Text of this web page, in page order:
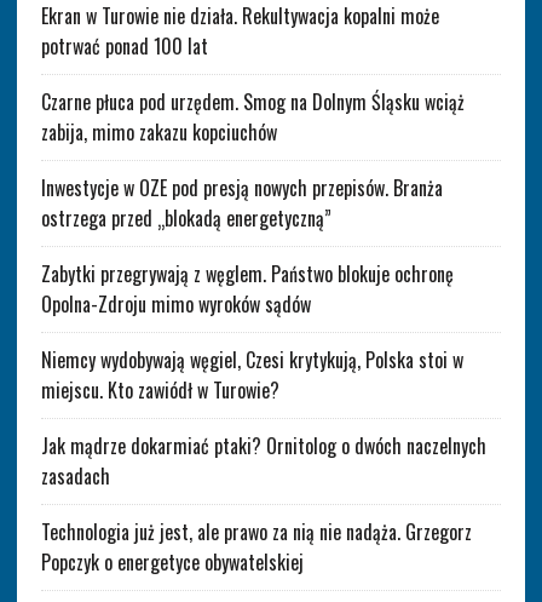
Ekran w Turowie nie działa. Rekultywacja kopalni może
potrwać ponad 100 lat
Czarne płuca pod urzędem. Smog na Dolnym Śląsku wciąż
zabija, mimo zakazu kopciuchów
Inwestycje w OZE pod presją nowych przepisów. Branża
ostrzega przed „blokadą energetyczną”
Zabytki przegrywają z węglem. Państwo blokuje ochronę
Opolna-Zdroju mimo wyroków sądów
Niemcy wydobywają węgiel, Czesi krytykują, Polska stoi w
miejscu. Kto zawiódł w Turowie?
Jak mądrze dokarmiać ptaki? Ornitolog o dwóch naczelnych
zasadach
Technologia już jest, ale prawo za nią nie nadąża. Grzegorz
Popczyk o energetyce obywatelskiej